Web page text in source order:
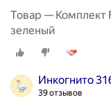
Товар — Комплект
зеленый
Инкогнито
39 отзывов